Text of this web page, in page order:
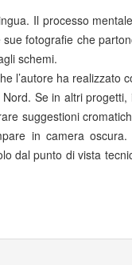
Il processo
fotografie che
schemi.
l’autore ha realizzato
Se in altri
suggestioni
in camera
dal punto di vista